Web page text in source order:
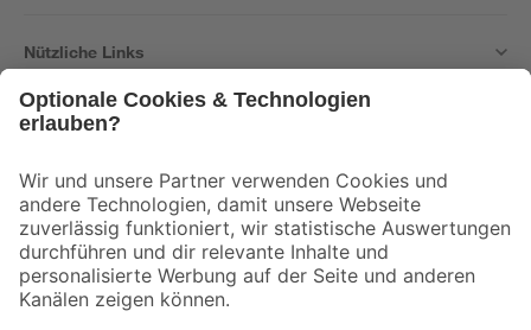
Nützliche Links
Der toom Newsletter: Keine Angebote und Aktionen mehr verpassen!
Zur Newsletter Anmeldung
Folge uns